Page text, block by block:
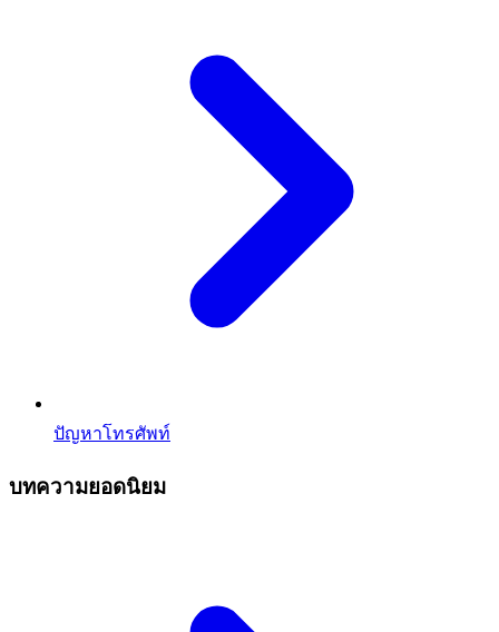
ปัญหาโทรศัพท์
บทความยอดนิยม